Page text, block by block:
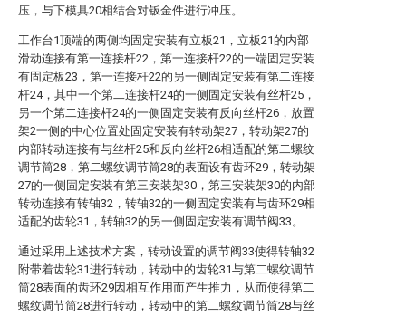
压，与下模具20相结合对钣金件进行冲压。
工作台1顶端的两侧均固定安装有立板21，立板21的内部
滑动连接有第一连接杆22，第一连接杆22的一端固定安装
有固定板23，第一连接杆22的另一侧固定安装有第二连接
杆24，其中一个第二连接杆24的一侧固定安装有丝杆25，
另一个第二连接杆24的一侧固定安装有反向丝杆26，放置
架2一侧的中心位置处固定安装有转动架27，转动架27的
内部转动连接有与丝杆25和反向丝杆26相适配的第二螺纹
调节筒28，第二螺纹调节筒28的表面设有齿环29，转动架
27的一侧固定安装有第三安装架30，第三安装架30的内部
转动连接有转轴32，转轴32的一侧固定安装有与齿环29相
适配的齿轮31，转轴32的另一侧固定安装有调节阀33。
通过采用上述技术方案，转动设置的调节阀33使得转轴32
附带着齿轮31进行转动，转动中的齿轮31与第二螺纹调节
筒28表面的齿环29因相互作用而产生推力，从而使得第二
螺纹调节筒28进行转动，转动中的第二螺纹调节筒28与丝